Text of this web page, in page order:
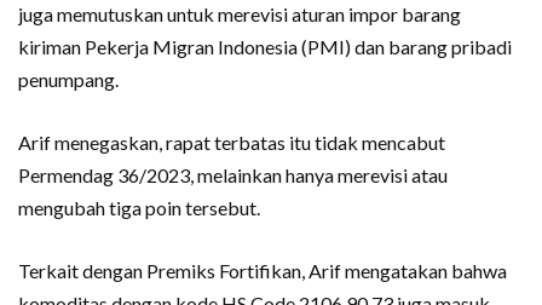
juga memutuskan untuk merevisi aturan impor barang
kiriman Pekerja Migran Indonesia (PMI) dan barang pribadi
penumpang.
Arif menegaskan, rapat terbatas itu tidak mencabut
Permendag 36/2023, melainkan hanya merevisi atau
mengubah tiga poin tersebut.
Terkait dengan Premiks Fortifikan, Arif mengatakan bahwa